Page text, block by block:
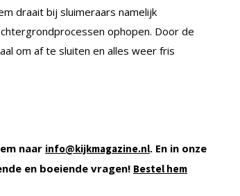
draait bij sluimeraars namelijk
ophopen. Door de
om af te sluiten en alles weer fris
naar info@kijkmagazine.nl. En in onze
en boeiende vragen! Bestel hem